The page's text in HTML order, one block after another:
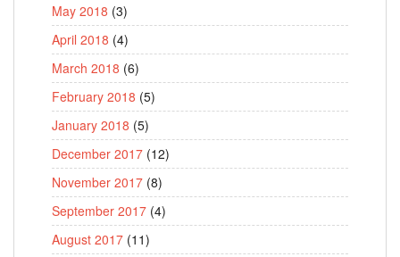
May 2018 (3)
April 2018 (4)
March 2018 (6)
February 2018 (5)
January 2018 (5)
December 2017 (12)
November 2017 (8)
September 2017 (4)
August 2017 (11)